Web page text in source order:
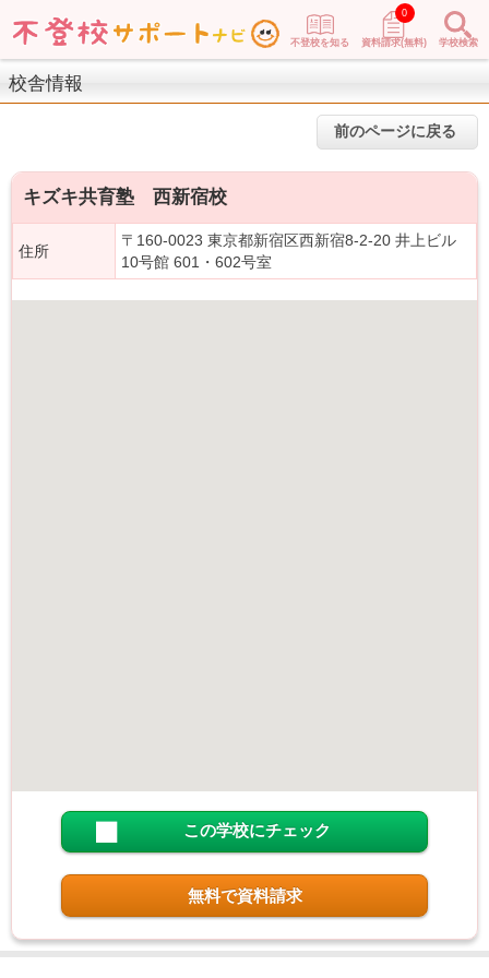
不登校を知る 資料請求(無料)
0
学校検索
校舎情報
前のページに戻る
キズキ共育塾 西新宿校
住所
〒160-0023 東京都新宿区西新宿8-2-20 井上ビル
10号館 601・602号室
この学校にチェック
無料で資料請求